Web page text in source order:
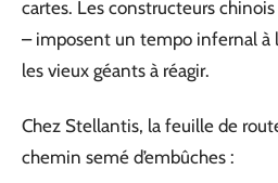
cartes. Les constructeurs
– imposent un tempo infernal à
les vieux géants à réagir.
Chez Stellantis, la feuille de
chemin semé d’embûches :